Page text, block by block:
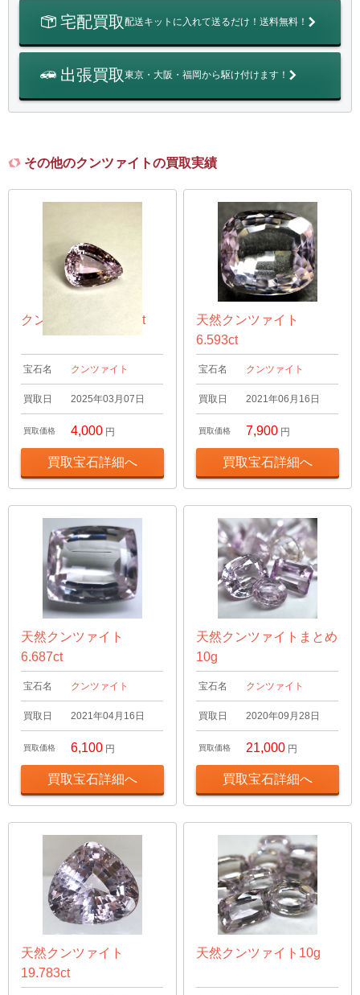
宅配買取配送キットに入れて送るだけ！送料無料！
出張買取東京・大阪・福岡から駆け付けます！
その他のクンツァイトの買取実績
クンツァイト 46.7ct
宝石名 クンツァイト
買取日 2025年03月07日
買取価格 4,000 円
買取宝石詳細へ
天然クンツァイト
6.593ct
宝石名 クンツァイト
買取日 2021年06月16日
買取価格 7,900 円
買取宝石詳細へ
天然クンツァイト
6.687ct
宝石名 クンツァイト
買取日 2021年04月16日
買取価格 6,100 円
買取宝石詳細へ
天然クンツァイトまとめ
10g
宝石名 クンツァイト
買取日 2020年09月28日
買取価格 21,000 円
買取宝石詳細へ
天然クンツァイト
19.783ct
天然クンツァイト10g